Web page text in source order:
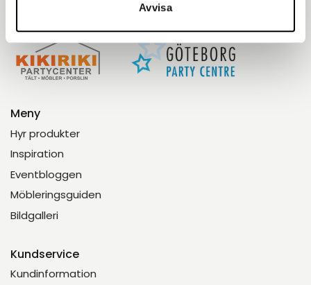
Avvisa
Meny
Hyr produkter
Inspiration
Eventbloggen
Möbleringsguiden
Bildgalleri
Kundservice
Kundinformation